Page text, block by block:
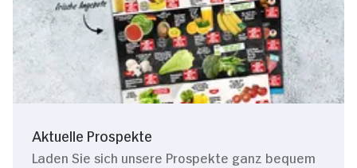
Aktuelle Prospekte
Laden Sie sich unsere Prospekte ganz bequem